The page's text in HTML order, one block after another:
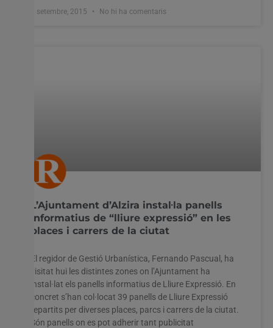
8 setembre, 2015 No hi ha comentaris
L’Ajuntament d’Alzira instal·la panells
informatius de “lliure expressió” en les
places i carrers de la ciutat
El regidor de Gestió Urbanística, Fernando Pascual, ha
visitat hui les distintes zones on l’Ajuntament ha
instal·lat els panells informatius de Lliure Expressió. En
concret s’han col·locat 39 panells de Lliure Expressió
repartits per diverses places, parcs i carrers de la ciutat.
Són panells on es pot adherir tant publicitat